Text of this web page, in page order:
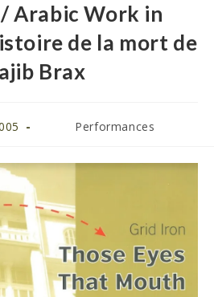
Arabic Work in
de la mort de
Brax
Performances